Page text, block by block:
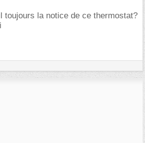
toujours la notice de ce thermostat?